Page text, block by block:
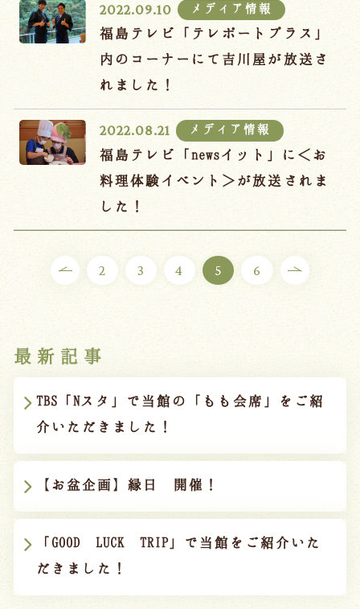
2022.09.10 メディア情報
福島テレビ「テレポートプラス」
内のコーナーにて吉川屋が放送さ
れました！
2022.08.21 メディア情報
福島テレビ「newsイット」に＜お
料理体験イベント＞が放送されま
した！
2 3 4 5 6
最新記事
TBS「Nスタ」で当館の「もも会席」をご紹
介いただきました！
【お盆企画】縁日 開催！
「GOOD LUCK TRIP」で当館をご紹介いた
だきました！